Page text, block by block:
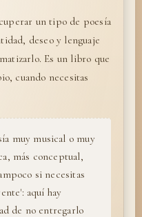
un tipo de poesía
deseo y lenguaje
Es un libro que
cuando necesitas
muy musical o muy
más conceptual,
si necesitas
aquí hay
de no entregarlo